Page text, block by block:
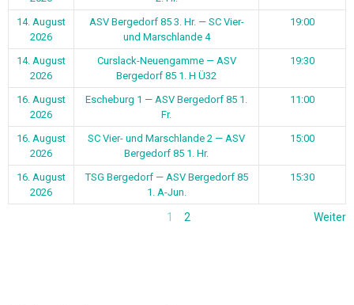
14. August
2026
ASV Bergedorf 85 3. Hr. — SC Vier-
und Marschlande 4
19:00
14. August
2026
Curslack-Neuengamme — ASV
Bergedorf 85 1. H Ü32
19:30
16. August
2026
Escheburg 1 — ASV Bergedorf 85 1.
Fr.
11:00
16. August
2026
SC Vier- und Marschlande 2 — ASV
Bergedorf 85 1. Hr.
15:00
16. August
2026
TSG Bergedorf — ASV Bergedorf 85
1. A-Jun.
15:30
1 2 Weiter